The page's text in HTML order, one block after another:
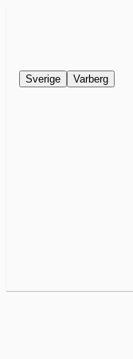
Sverige Varberg